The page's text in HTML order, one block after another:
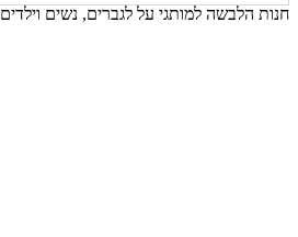
חנות הלבשה למותגי על לגברים, נשים וילדים